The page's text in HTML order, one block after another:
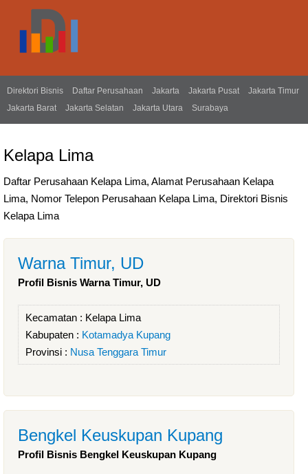
Direktori Bisnis Daftar Perusahaan Jakarta Jakarta Pusat
Jakarta Timur
Jakarta Barat
Jakarta Selatan Jakarta Utara Surabaya
Kelapa Lima
Daftar Perusahaan Kelapa Lima, Alamat Perusahaan Kelapa
Lima, Nomor Telepon Perusahaan Kelapa Lima, Direktori Bisnis
Kelapa Lima
Warna Timur, UD
Profil Bisnis Warna Timur, UD
Kecamatan : Kelapa Lima
Kabupaten : Kotamadya Kupang
Provinsi : Nusa Tenggara Timur
Bengkel Keuskupan Kupang
Profil Bisnis Bengkel Keuskupan Kupang